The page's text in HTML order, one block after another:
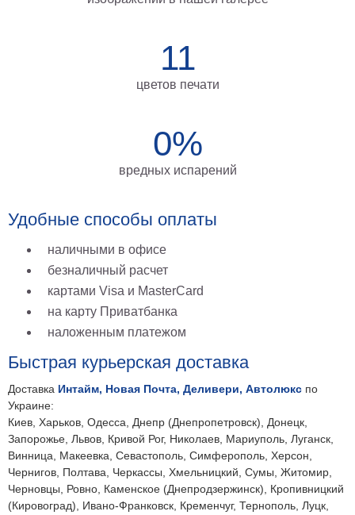
11
цветов печати
0%
вредных испарений
Удобные способы оплаты
наличными в офисе
безналичный расчет
картами Visa и MasterCard
на карту Приватбанка
наложенным платежом
Быстрая курьерская доставка
Доставка Интайм, Новая Почта, Деливери, Автолюкс по
Украине:
Киев, Харьков, Одесса, Днепр (Днепропетровск), Донецк,
Запорожье, Львов, Кривой Рог, Николаев, Мариуполь, Луганск,
Винница, Макеевка, Севастополь, Симферополь, Херсон,
Чернигов, Полтава, Черкассы, Хмельницкий, Сумы, Житомир,
Черновцы, Ровно, Каменское (Днепродзержинск), Кропивницкий
(Кировоград), Ивано-Франковск, Кременчуг, Тернополь, Луцк,